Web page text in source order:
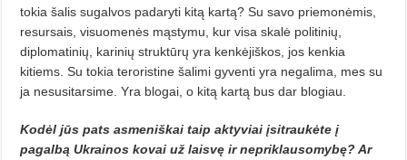
tokia šalis sugal­vos padaryti kitą kartą? Su savo priemonėmis,
resursais, visuomenės mąstymu, kur visa skalė politinių,
diplomatinių, karinių struktūrų yra kenkė­jiškos, jos kenkia
kitiems. Su tokia tero­ristine šalimi gyventi yra negalima, mes su
ja nesusitarsime. Yra blogai, o kitą kartą bus dar blogiau.
Kodėl jūs pats asmeniškai taip aktyviai įsitraukėte į
pagalbą Ukrainos kovai už laisvę ir nepriklausomybę? Ar